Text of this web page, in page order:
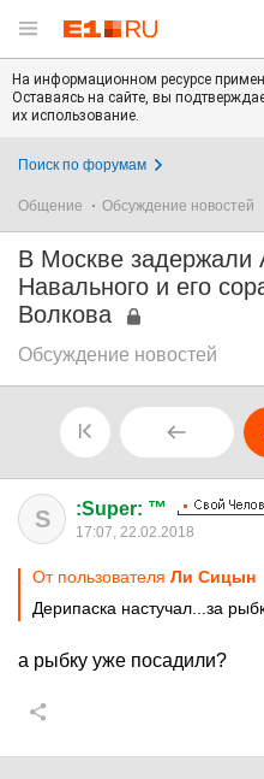
На информационном ресурсе
Оставаясь на сайте, вы
их использование.
Поиск по форумам
Общение Обсуждение новостей
В Москве задержали
Навального и его
Волкова
Обсуждение новостей
S :Super: ™
17:07, 22.02.2018
От пользователя Ли Сицын
Дерипаска настучал...за
а рыбку уже посадили?